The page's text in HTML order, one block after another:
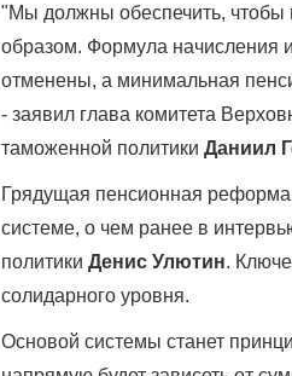
"Мы должны обеспечить, чтобы
образом. Формула начисления
отменены, а минимальная
- заявил глава комитета
таможенной политики Даниил
Грядущая пенсионная реформа
системе, о чем ранее в
политики Денис Улютин.
солидарного уровня.
Основой системы станет